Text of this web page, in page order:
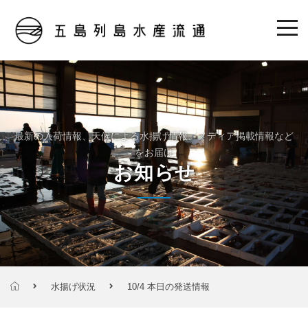
最新の入荷情報、天候による水揚げ情報、メディア掲載情報など
をお届け
お知らせ
水揚げ状況 10/4 本日の発送情報